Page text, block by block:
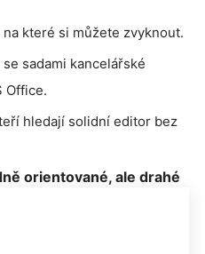
které si můžete zvyknout.
sadami kancelářské
Office.
hledají solidní editor bez
orientované, ale drahé